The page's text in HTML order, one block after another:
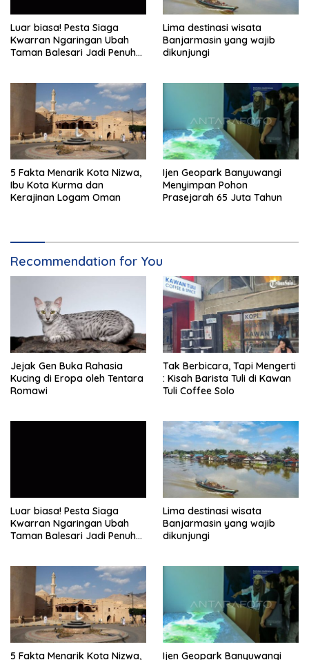
Luar biasa! Pesta Siaga
Kwarran Ngaringan Ubah
Taman Balesari Jadi Penuh
Lima destinasi wisata
Banjarmasin yang wajib
dikunjungi
5 Fakta Menarik Kota Nizwa,
Ibu Kota Kurma dan
Kerajinan Logam Oman
Ijen Geopark Banyuwangi
Menyimpan Pohon
Prasejarah 65 Juta Tahun
Recommendation for You
Jejak Gen Buka Rahasia
Kucing di Eropa oleh Tentara
Romawi
Tak Berbicara, Tapi Mengerti
: Kisah Barista Tuli di Kawan
Tuli Coffee Solo
Luar biasa! Pesta Siaga
Kwarran Ngaringan Ubah
Taman Balesari Jadi Penuh
Lima destinasi wisata
Banjarmasin yang wajib
dikunjungi
5 Fakta Menarik Kota Nizwa,
Ijen Geopark Banyuwangi